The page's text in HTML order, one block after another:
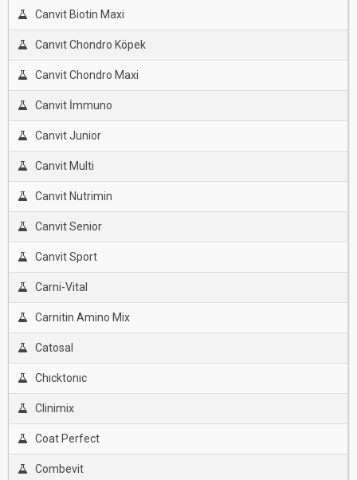
Canvit Biotin Maxi
Canvıt Chondro Köpek
Canvit Chondro Maxi
Canvit İmmuno
Canvit Junior
Canvit Multi
Canvit Nutrimin
Canvit Senior
Canvit Sport
Carni-Vital
Carnitin Amino Mix
Catosal
Chıcktonıc
Clinimix
Coat Perfect
Combevit